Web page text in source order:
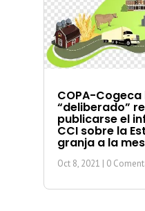
COPA-
“deliberado”
publicarse el
CCI sobre la
granja a la
Oct 8, 2021 | 0